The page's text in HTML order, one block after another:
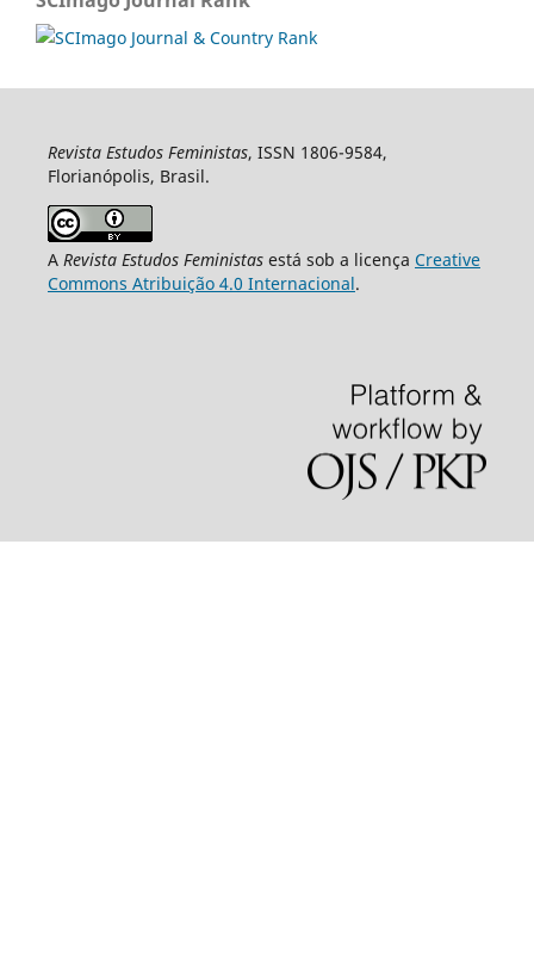
Revista Estudos Feministas, ISSN 1806-9584,
Florianópolis, Brasil.
A Revista Estudos Feministasestá sob a licença Creative
Commons Atribuição 4.0 Internacional.